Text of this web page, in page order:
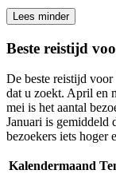
Lees minder
Beste reistijd
De beste reistijd
dat u zoekt. April en
mei is het aantal
Januari is gemiddeld
bezoekers iets hoger
Kalendermaand